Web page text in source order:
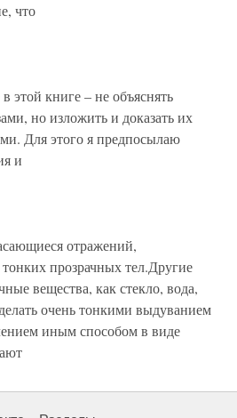
что
этой книге – не объяснять
но изложить и доказать их
Для этого я предпосылаю
и
отражений,
прозрачных тел.Другие
вещества, как стекло, вода,
очень тонкими выдуванием
иным способом в виде